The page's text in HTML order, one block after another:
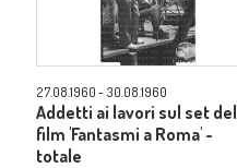
27.08.1960 - 30.08.1960
Addetti ai lavori sul set del
film 'Fantasmi a Roma' -
totale